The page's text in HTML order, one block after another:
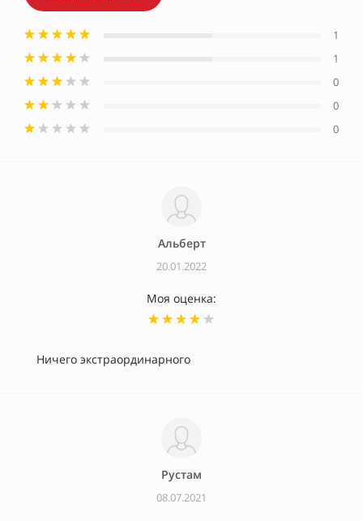
1
1
0
0
0
Альберт
20.01.2022
Моя оценка:
Ничего экстраординарного
Рустам
08.07.2021